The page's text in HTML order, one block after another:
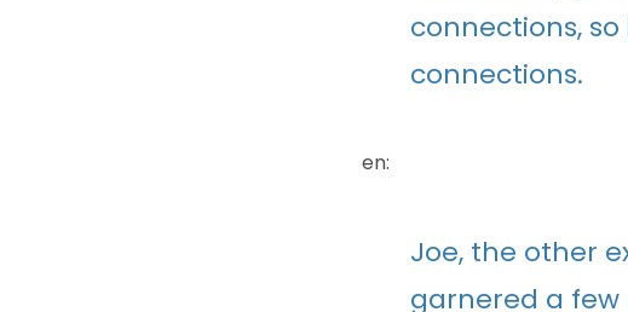
connections,
connections.
en:
Joe, the other
garnered a